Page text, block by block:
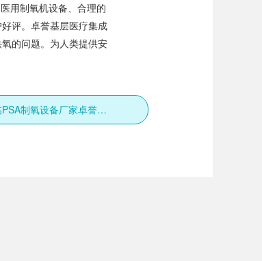
用制氧机设备、合理的
评。卓誉基层医疗集成
的问题。为人类提供安
中国医院协会领导莅临PSA制氧设备厂家卓誉考察调研！